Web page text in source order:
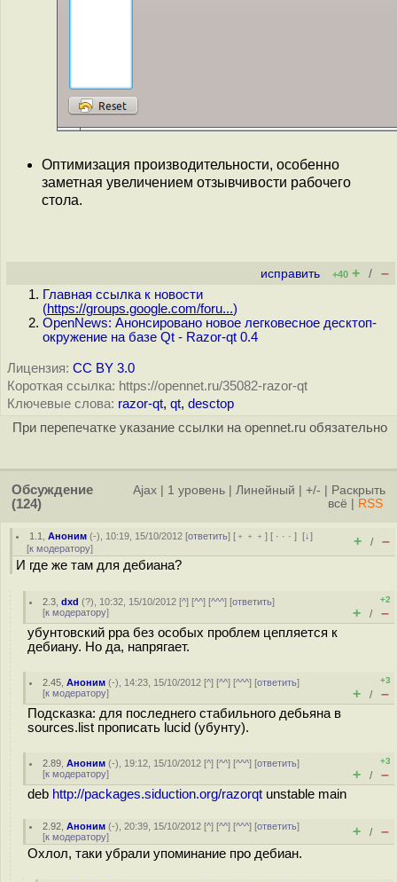
Оптимизация производительности, особенно
заметная увеличением отзывчивости рабочего
стола.
исправить +40 + / –
Главная ссылка к новости
(https://groups.google.com/foru...)
OpenNews: Анонсировано новое легковесное десктоп-
окружение на базе Qt - Razor-qt 0.4
Лицензия: CC BY 3.0
Короткая ссылка: https://opennet.ru/35082-razor-qt
Ключевые слова: razor-qt, qt, desctop
При перепечатке указание ссылки на opennet.ru обязательно
Обсуждение
(124)
Ajax 1 уровень Линейный +/-
Раскрыть
всё
RSS
1.1 ,Аноним (-), 10:19, 15/10/2012 [ответить] [ ﹢﹢﹢] [ · · ·][↓]
[к модератору] + / –
И где же там для дебиана?
2.3 ,dxd (?), 10:32, 15/10/2012 [^] [^^] [^^^] [ответить]
[к модератору]
+2
+ / –
убунтовский ppa без особых проблем цепляется к
дебиану. Но да, напрягает.
2.45 ,Аноним (-), 14:23, 15/10/2012 [^] [^^] [^^^] [ответить]
[к модератору]
+3
+ / –
Подсказка: для последнего стабильного дебьяна в
sources.list прописать lucid (убунту).
2.89 ,Аноним (-), 19:12, 15/10/2012 [^] [^^] [^^^] [ответить]
[к модератору]
+3
+ / –
deb http://packages.siduction.org/razorqt unstable main
2.92 ,Аноним (-), 20:39, 15/10/2012 [^] [^^] [^^^] [ответить]
[к модератору] + / –
Охлол, таки убрали упоминание про дебиан.